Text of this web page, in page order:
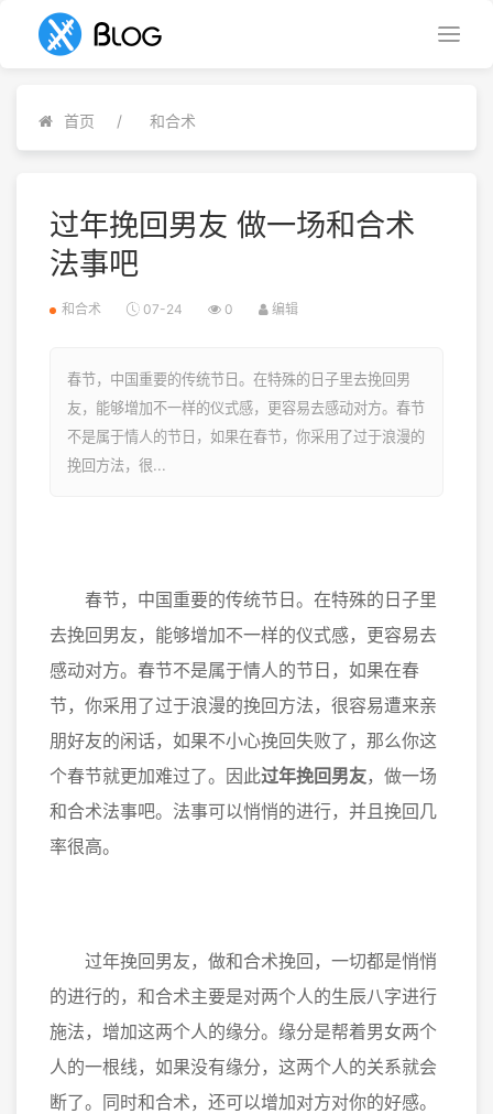
首页 和合术
过年挽回男友 做一场和合术
法事吧
和合术 07-24 0 编辑
春节，中国重要的传统节日。在特殊的日子里去挽回男
友，能够增加不一样的仪式感，更容易去感动对方。春节
不是属于情人的节日，如果在春节，你采用了过于浪漫的
挽回方法，很...
春节，中国重要的传统节日。在特殊的日子里
去挽回男友，能够增加不一样的仪式感，更容易去
感动对方。春节不是属于情人的节日，如果在春
节，你采用了过于浪漫的挽回方法，很容易遭来亲
朋好友的闲话，如果不小心挽回失败了，那么你这
个春节就更加难过了。因此过年挽回男友，做一场
和合术法事吧。法事可以悄悄的进行，并且挽回几
率很高。
过年挽回男友，做和合术挽回，一切都是悄悄
的进行的，和合术主要是对两个人的生辰八字进行
施法，增加这两个人的缘分。缘分是帮着男女两个
人的一根线，如果没有缘分，这两个人的关系就会
断了。同时和合术，还可以增加对方对你的好感。